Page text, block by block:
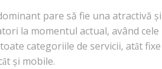
pare să fie una atractivă și
la momentul actual, având cele
categoriile de servicii, atȃt fixe
și mobile.